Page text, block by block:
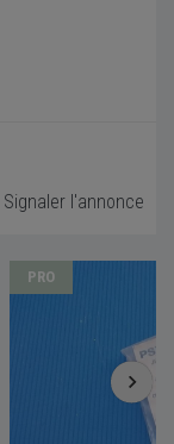
Signaler l'annonce
PRO